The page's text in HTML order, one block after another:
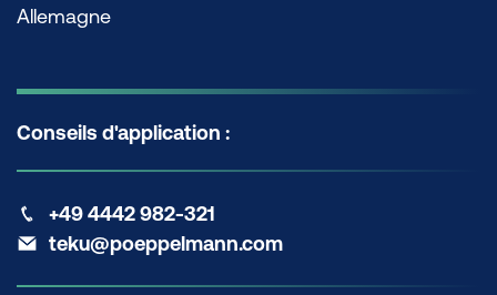
Allemagne
Conseils d'application :
+49 4442 982-321
teku@poeppelmann.com